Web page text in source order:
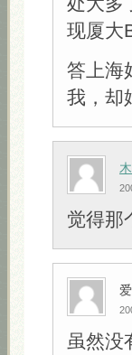
现厦大
答上海
我，却
觉得那
虽然没